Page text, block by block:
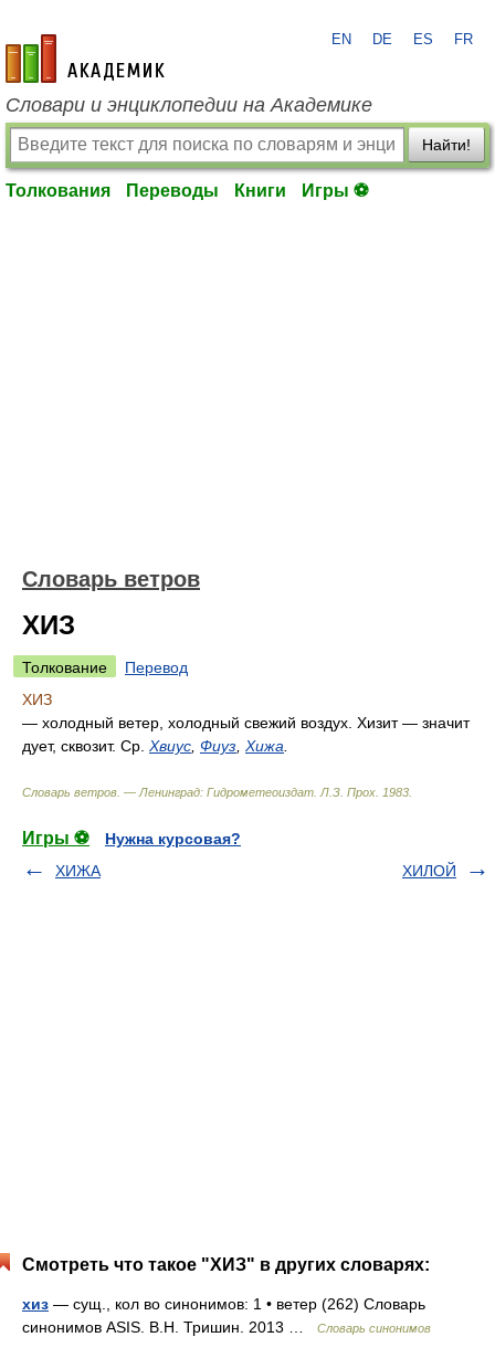
academic.ru
EN DE ES FR
Словари и энциклопедии на Академике
Найти!
Толкования Переводы Книги Игры ⚽
Словарь ветров
ХИЗ
Толкование
Перевод
ХИЗ
— холодный ветер, холодный свежий воздух. Хизит — значит
дует, сквозит. Ср. Хвиус Фиуз Хижа
Словарь ветров. — Ленинград: Гидрометеоиздат Л.З. Прох 1983
Игры ⚽
Нужна курсовая?
ХИЖА
ХИЛОЙ
Смотреть что такое "ХИЗ" в других словарях:
хиз — сущ., кол во синонимов: 1 • ветер (262) Словарь
синонимов ASIS. В.Н. Тришин. 2013 …
Словарь синонимов